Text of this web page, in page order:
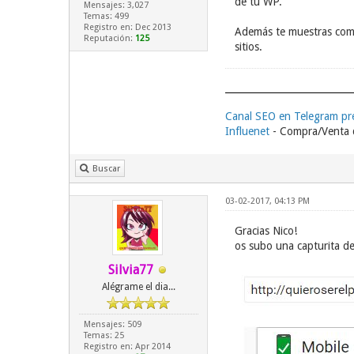
Mensajes: 3,027
Temas: 499
Registro en: Dec 2013
Reputación: 125
Además te muestras
sitios.
Canal SEO en Telegram
Influenet- Compra/Venta
Buscar
Silvia77
Alégrame el dia...
Mensajes: 509
Temas: 25
Registro en: Apr 2014
03-02-2017, 04:13 PM
Gracias Nico!
os subo una capturita